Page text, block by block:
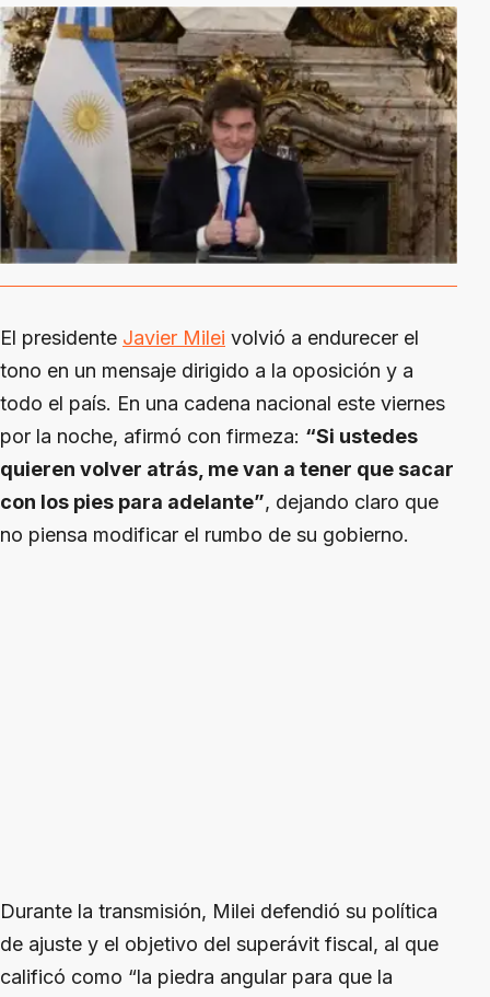
El presidente Javier Milei volvió a endurecer el
tono en un mensaje dirigido a la oposición y a
todo el país. En una cadena nacional este viernes
por la noche, afirmó con firmeza: “Si ustedes
quieren volver atrás, me van a tener que sacar
con los pies para adelante”, dejando claro que
no piensa modificar el rumbo de su gobierno.
Durante la transmisión, Milei defendió su política
de ajuste y el objetivo del superávit fiscal, al que
calificó como “la piedra angular para que la